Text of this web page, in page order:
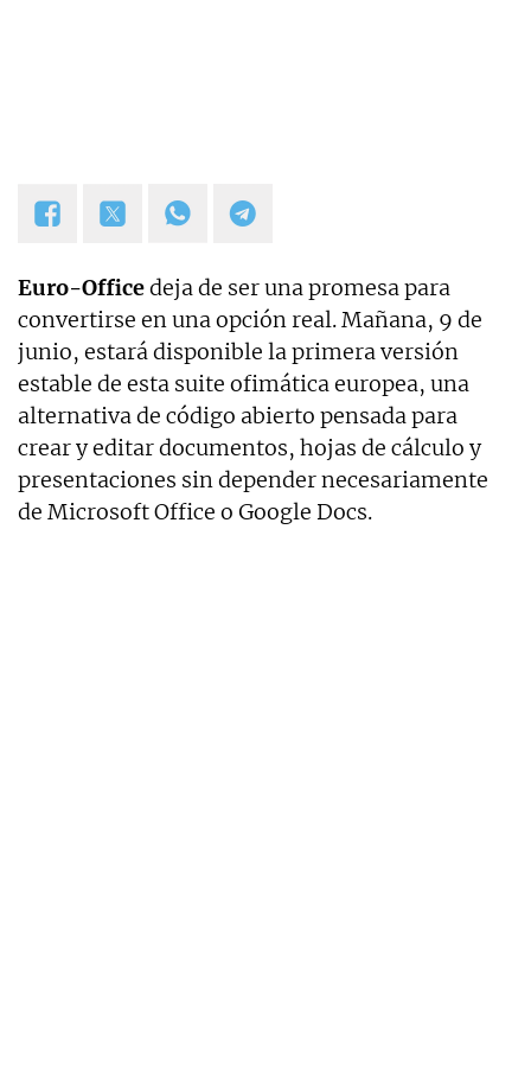
Euro-Officedeja de ser una promesa para
convertirse en una opción real. Mañana, 9 de
junio, estará disponible la primera versión
estable de esta suite ofimática europea, una
alternativa de código abierto pensada para
crear y editar documentos, hojas de cálculo y
presentaciones sin depender necesariamente
de Microsoft Office o Google Docs.